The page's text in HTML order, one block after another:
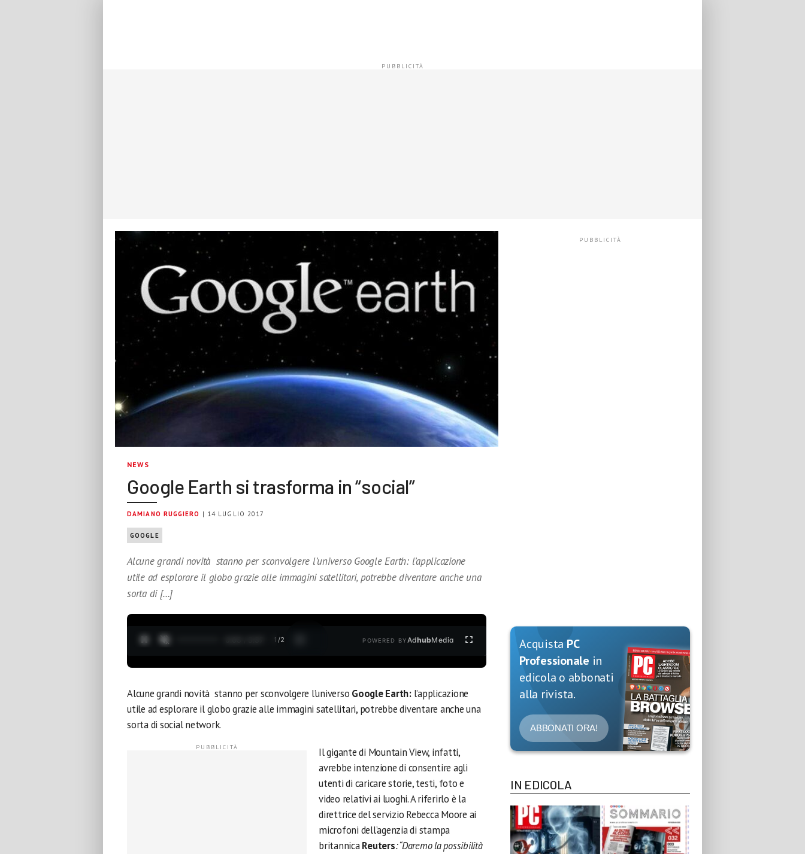
NEWS
Google Earth si trasforma in “social”
DAMIANO RUGGIERO | 14 LUGLIO 2017
GOOGLE
Alcune grandi novità stanno per sconvolgere l’universo Google Earth: l’applicazione
utile ad esplorare il globo grazie alle immagini satellitari, potrebbe diventare anche una
sorta di […]
1 /2 POWERED BYAdhubMedia
Alcune grandi novità stanno per sconvolgere l’universo Google Earth: l’applicazione
utile ad esplorare il globo grazie alle immagini satellitari, potrebbe diventare anche una
sorta di social network.
Il gigante di Mountain View, infatti,
avrebbe intenzione di consentire agli
utenti di caricare storie, testi, foto e
video relativi ai luoghi. A riferirlo è la
direttrice del servizio Rebecca Moore ai
microfoni dell’agenzia di stampa
britannicaReuters: “Daremo la possibilità
Acquista PC
Professionale in
edicola o abbonati
alla rivista.
ABBONATI ORA!
IN EDICOLA